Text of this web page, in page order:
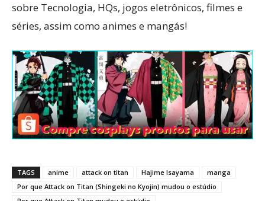
sobre Tecnologia, HQs, jogos eletrônicos, filmes e
séries, assim como animes e mangás!
TAGS anime attack on titan Hajime Isayama
manga
Por que Attack on Titan (Shingeki no Kyojin) mudou o estúdio